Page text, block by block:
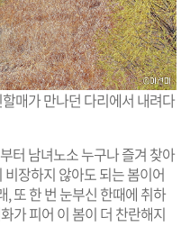
매가 만나던 다리에서 내려다
터 남녀노소 누구나 즐겨 찾아
장하지 않아도 되는 봄이어
, 또 한 번 눈부신 한때에 취하
가 피어 이 봄이 더 찬란해지